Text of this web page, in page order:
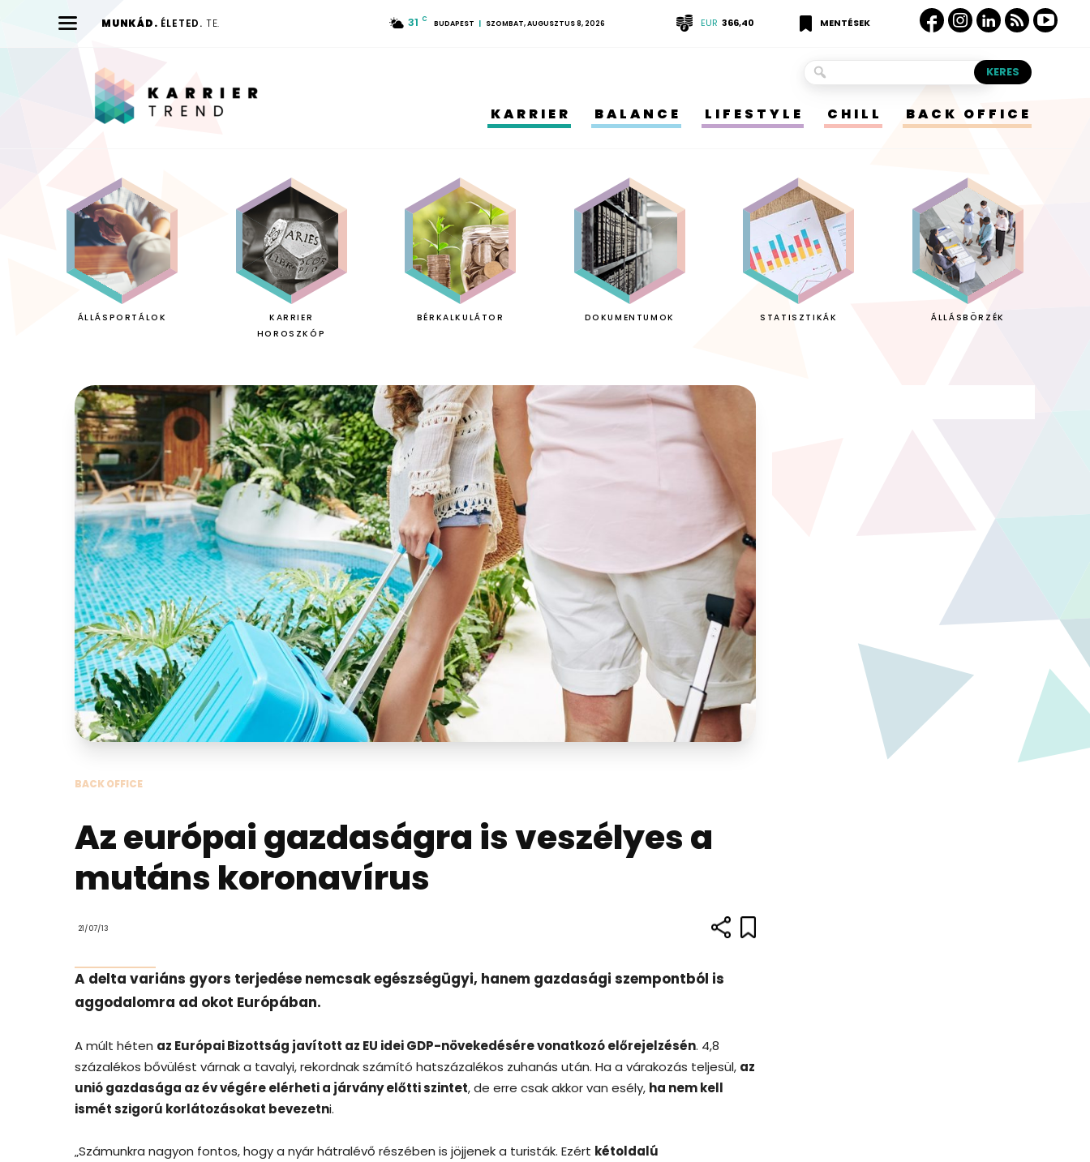
MUNKÁD. ÉLETED. TE. 31 C BUDAPEST SZOMBAT, AUGUSZTUS 8, 2026 EUR 366,40 MENTÉSEK
KARRIER BALANCE LIFESTYLE CHILL BACK OFFICE
ÁLLÁSPORTÁLOK
KARRIER
HOROSZKÓP
BÉRKALKULÁTOR DOKUMENTUMOK STATISZTIKÁK ÁLLÁSBÖRZÉK
BACK OFFICE
Az európai gazdaságra is veszélyes a
mutáns koronavírus
21/07/13
A delta variáns gyors terjedése nemcsak egészségügyi, hanem gazdasági szempontból is
aggodalomra ad okot Európában.
A múlt héten az Európai Bizottság javított az EU idei GDP-növekedésére vonatkozó előrejelzésén. 4,8
százalékos bővülést várnak a tavalyi, rekordnak számító hatszázalékos zuhanás után. Ha a várakozás teljesül, az
unió gazdasága az év végére elérheti a járvány előtti szintet, de erre csak akkor van esély, ha nem kell
ismét szigorú korlátozásokat bevezetni.
„Számunkra nagyon fontos, hogy a nyár hátralévő részében is jöjjenek a turisták. Ezért kétoldalú